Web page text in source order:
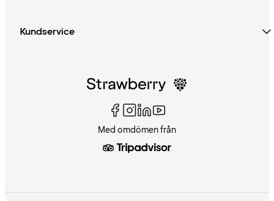
Kundservice
Med omdömen från